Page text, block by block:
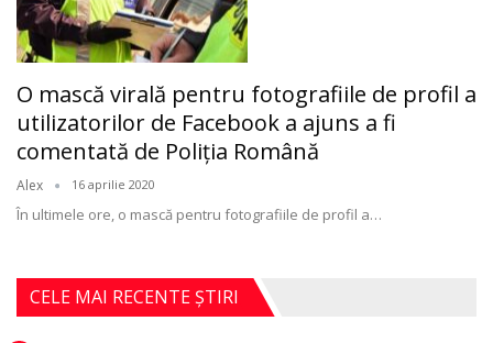
O mască virală pentru fotografiile de profil a
utilizatorilor de Facebook a ajuns a fi
comentată de Poliţia Română
Alex 16 aprilie 2020
În ultimele ore, o mască pentru fotografiile de profil a…
CELE MAI RECENTE ȘTIRI